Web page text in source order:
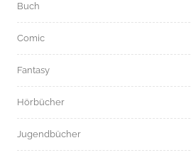
Buch
Comic
Fantasy
Hörbücher
Jugendbücher